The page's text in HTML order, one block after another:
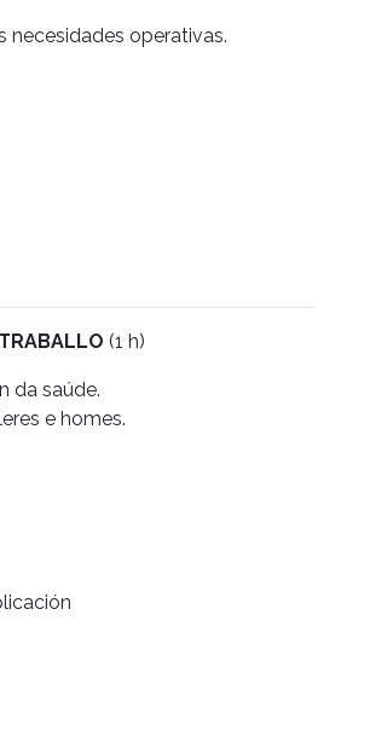
necesidades operativas.
(1 h)
da saúde.
e homes.